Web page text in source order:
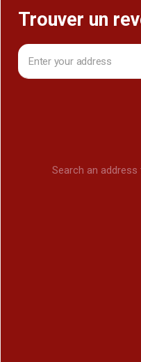
Trouver un
Search an